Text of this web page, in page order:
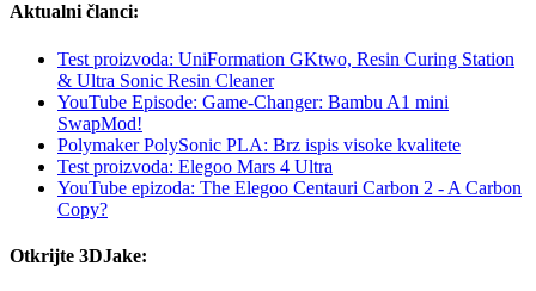
Aktualni članci:
Test proizvoda: UniFormation GKtwo, Resin Curing Station
& Ultra Sonic Resin Cleaner
YouTube Episode: Game-Changer: Bambu A1 mini
SwapMod!
Polymaker PolySonic PLA: Brz ispis visoke kvalitete
Test proizvoda: Elegoo Mars 4 Ultra
YouTube epizoda: The Elegoo Centauri Carbon 2 - A Carbon
Copy?
Otkrijte 3DJake: